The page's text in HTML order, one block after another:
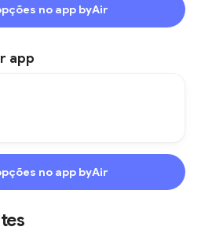
no app byAir
app
no app byAir